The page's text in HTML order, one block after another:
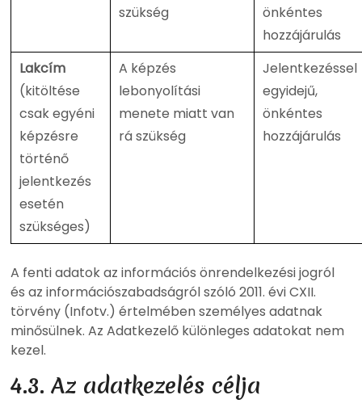
szükség
önkéntes
hozzájárulás
Lakcím
(kitöltése
csak egyéni
képzésre
történő
jelentkezés
esetén
szükséges)
A képzés
lebonyolítási
menete miatt van
rá szükség
Jelentkezéssel
egyidejű,
önkéntes
hozzájárulás
A fenti adatok az információs önrendelkezési jogról
és az információszabadságról szóló 2011. évi CXII.
törvény (Infotv.) értelmében személyes adatnak
minősülnek. Az Adatkezelő különleges adatokat nem
kezel.
4.3. Az adatkezelés célja